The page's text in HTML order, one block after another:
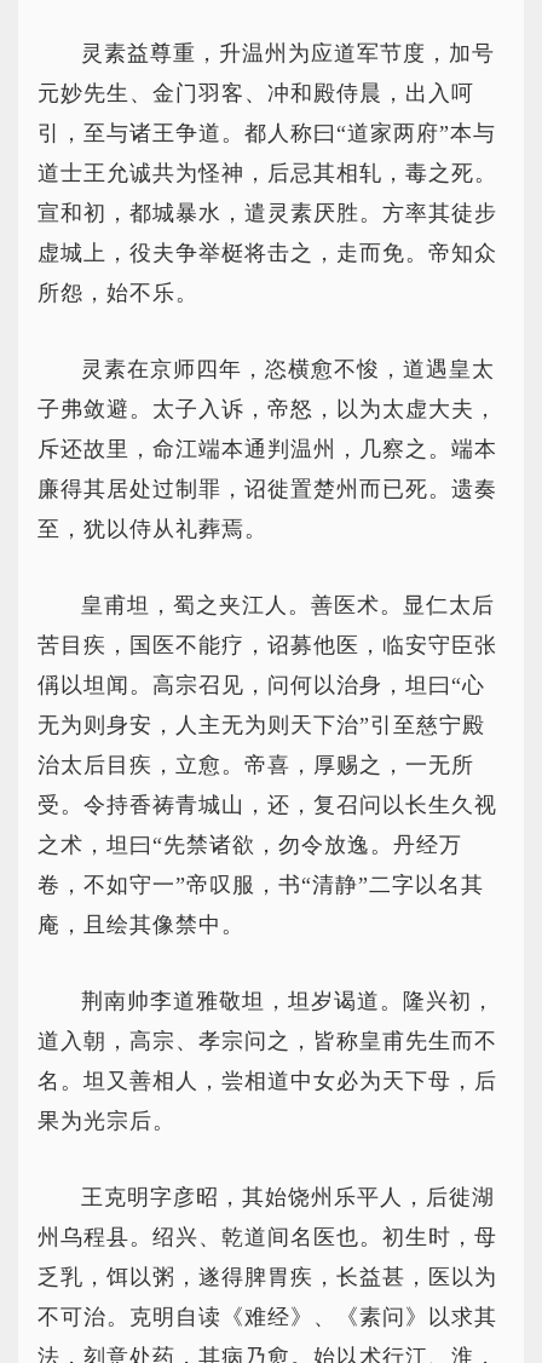
灵素益尊重，升温州为应道军节度，加号
元妙先生、金门羽客、冲和殿侍晨，出入呵
引，至与诸王争道。都人称曰“道家两府”本与
道士王允诚共为怪神，后忌其相轧，毒之死。
宣和初，都城暴水，遣灵素厌胜。方率其徒步
虚城上，役夫争举梃将击之，走而免。帝知众
所怨，始不乐。
灵素在京师四年，恣横愈不悛，道遇皇太
子弗敛避。太子入诉，帝怒，以为太虚大夫，
斥还故里，命江端本通判温州，几察之。端本
廉得其居处过制罪，诏徙置楚州而已死。遗奏
至，犹以侍从礼葬焉。
皇甫坦，蜀之夹江人。善医术。显仁太后
苦目疾，国医不能疗，诏募他医，临安守臣张
偁以坦闻。高宗召见，问何以治身，坦曰“心
无为则身安，人主无为则天下治”引至慈宁殿
治太后目疾，立愈。帝喜，厚赐之，一无所
受。令持香祷青城山，还，复召问以长生久视
之术，坦曰“先禁诸欲，勿令放逸。丹经万
卷，不如守一”帝叹服，书“清静”二字以名其
庵，且绘其像禁中。
荆南帅李道雅敬坦，坦岁谒道。隆兴初，
道入朝，高宗、孝宗问之，皆称皇甫先生而不
名。坦又善相人，尝相道中女必为天下母，后
果为光宗后。
王克明字彦昭，其始饶州乐平人，后徙湖
州乌程县。绍兴、乾道间名医也。初生时，母
乏乳，饵以粥，遂得脾胃疾，长益甚，医以为
不可治。克明自读《难经》、《素问》以求其
法，刻意处药，其病乃愈。始以术行江、淮，